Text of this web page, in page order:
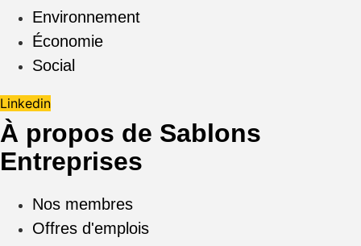
Environnement
Économie
Social
Linkedin
À propos de Sablons
Entreprises
Nos membres
Offres d'emplois